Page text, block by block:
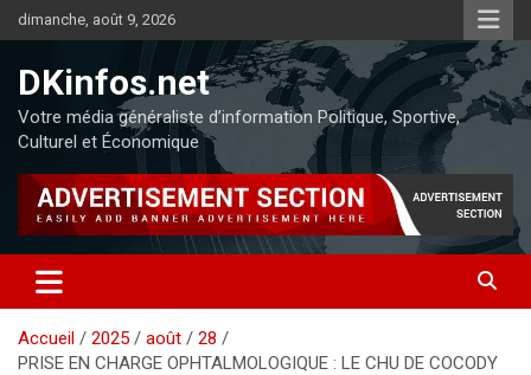
dimanche, août 9, 2026
DKinfos.net
Votre média généraliste d’information Politique, Sportive,
Culturel et Économique
Accueil 2025 août
28
PRISE EN CHARGE OPHTALMOLOGIQUE : LE CHU DE COCODY